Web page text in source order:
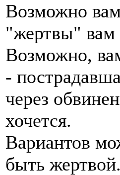
Возможно
"жертвы" вам
Возможно,
-
через
хочется.
Вариантов
быть жертвой.